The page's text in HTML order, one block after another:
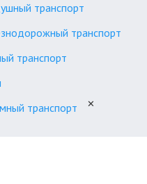
транспорт
транспорт
транспорт
транспорт
✕